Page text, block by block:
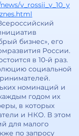
v_rossii_v_10_y
бизнес», его
России.
в 10-й раз.
социальной
номинаций и
годом их
в которых
и НКО. В этом
для малого
по запросу